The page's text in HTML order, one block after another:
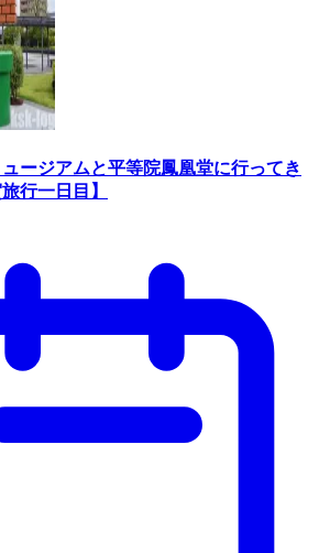
ージアムと平等院鳳凰堂に行ってき
行一日目】